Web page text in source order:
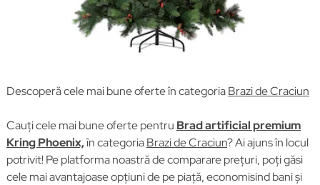
Descoperă cele mai bune oferte în categoriaBrazi de Craciun
Cauți cele mai bune oferte pentru Brad artificial premium
Kring Phoenix,în categoriaBrazi de Craciun? Ai ajuns în locul
potrivit! Pe platforma noastră de comparare prețuri, poți găsi
cele mai avantajoase opțiuni de pe piață, economisind bani și